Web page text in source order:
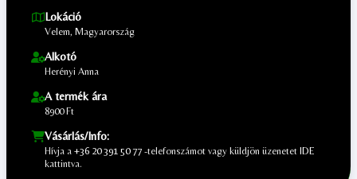
Lokáció
Velem, Magyarország
Alkotó
Herényi Anna
A termék ára
8900 Ft
Vásárlás/Info:
Hívja a +36 20 391 50 77 -telefonszámot vagy küldjön üzenetet IDE
kattintva.